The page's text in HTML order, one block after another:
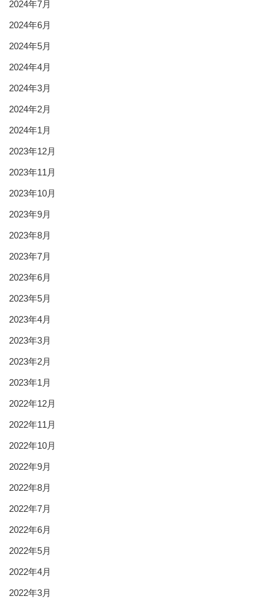
2024年7月
2024年6月
2024年5月
2024年4月
2024年3月
2024年2月
2024年1月
2023年12月
2023年11月
2023年10月
2023年9月
2023年8月
2023年7月
2023年6月
2023年5月
2023年4月
2023年3月
2023年2月
2023年1月
2022年12月
2022年11月
2022年10月
2022年9月
2022年8月
2022年7月
2022年6月
2022年5月
2022年4月
2022年3月